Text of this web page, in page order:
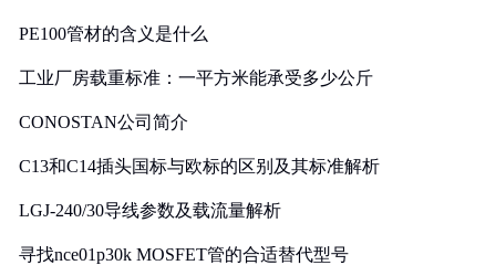
PE100管材的含义是什么
工业厂房载重标准：一平方米能承受多少公斤
CONOSTAN公司简介
C13和C14插头国标与欧标的区别及其标准解析
LGJ-240/30导线参数及载流量解析
寻找nce01p30k MOSFET管的合适替代型号